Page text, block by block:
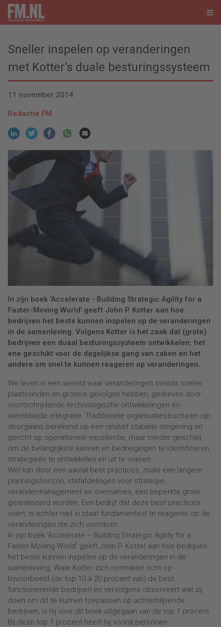
Sneller inspelen op veranderingen
met Kotter’s duale besturingssysteem
11 november 2014
Redactie FM
In zijn boek 'Accelerate - Building Strategic Agility for a
Faster-Moving World' geeft John P. Kotter aan hoe
bedrijven het beste kunnen inspelen op de veranderingen
in de samenleving. Volgens Kotter is het zaak dat (grote)
bedrijven een duaal besturingssysteem ontwikkelen: het
ene geschikt voor de dagelijkse gang van zaken en het
andere om snel te kunnen reageren op veranderingen.
We leven in een wereld waar veranderingen steeds sneller
plaatsvinden en grotere gevolgen hebben, gedreven door
voortschrijdende technologische ontwikkelingen en
wereldwijde integratie. Traditionele organisatiestructuren zijn
doorgaans berekend op een relatief stabiele omgeving en
gericht op operationele excellentie, maar minder geschikt
om de belangrijkste kansen en bedreigingen te identificeren,
strategieën te ontwikkelen en uit te voeren.
Wel kan door een aantal best practices, zoals een langere
planningshorizon, stafafdelingen voor strategie,
verandermanagement en overnames, een beperkte groei
gerealiseerd worden. Een bedrijf dat deze best practices
voert, is echter niet in staat fundamenteel te reageren op de
veranderingen die zich voordoen.
In zijn boek ‘Accelerate – Building Strategic Agility for a
Faster-Moving World’ geeft John P. Kotter aan hoe bedrijven
het beste kunnen inspelen op de veranderingen in de
samenleving. Waar Kotter zich normaliter richt op
bijvoorbeeld (de top 10 à 20 procent van) de best
functionerende bedrijven en vervolgens observeert wat zij
doen om dit te kunnen toepassen op achterblijvende
bedrijven, is hij voor dit boek uitgegaan van de top 1 procent.
Bij deze top 1 procent heeft hij vooral personen